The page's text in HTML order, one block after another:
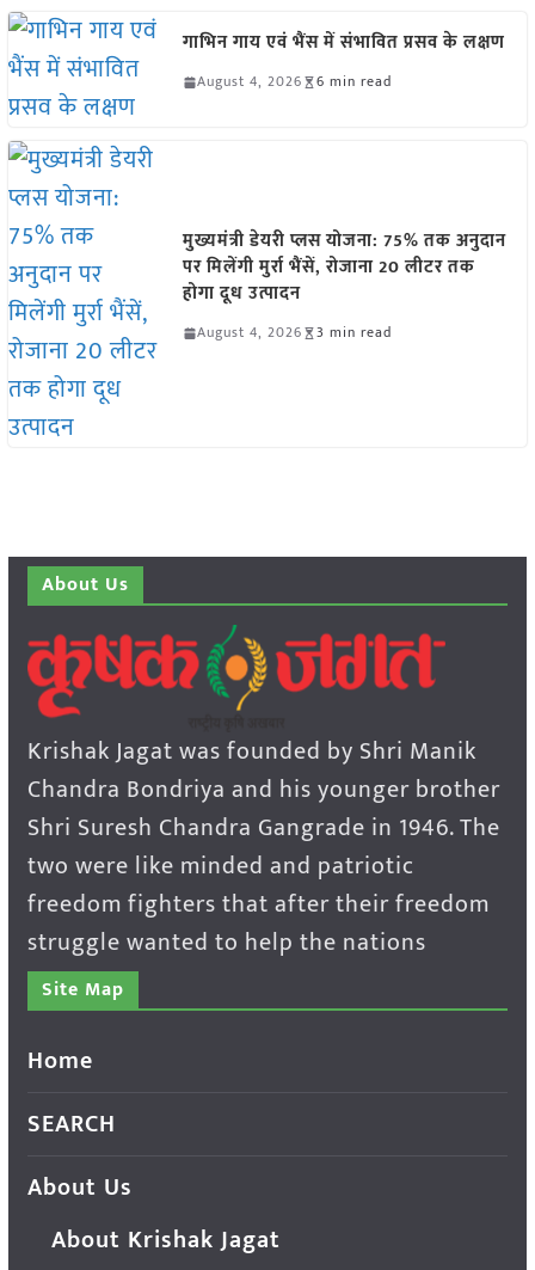
गाभिन गाय एवं भैंस में संभावित प्रसव के लक्षण
August 4, 2026 6 min read
मुख्यमंत्री डेयरी प्लस योजना: 75% तक अनुदान
पर मिलेंगी मुर्रा भैंसें, रोजाना 20 लीटर तक
होगा दूध उत्पादन
August 4, 2026 3 min read
About Us
Krishak Jagat was founded by Shri Manik
Chandra Bondriya and his younger brother
Shri Suresh Chandra Gangrade in 1946. The
two were like minded and patriotic
freedom fighters that after their freedom
struggle wanted to help the nations
Site Map
Home
SEARCH
About Us
About Krishak Jagat